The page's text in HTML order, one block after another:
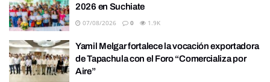
2026 en Suchiate
07/08/2026 0 1.9K
Yamil Melgar fortalece la vocación exportadora
de Tapachula con el Foro “Comercializa por
Aire”